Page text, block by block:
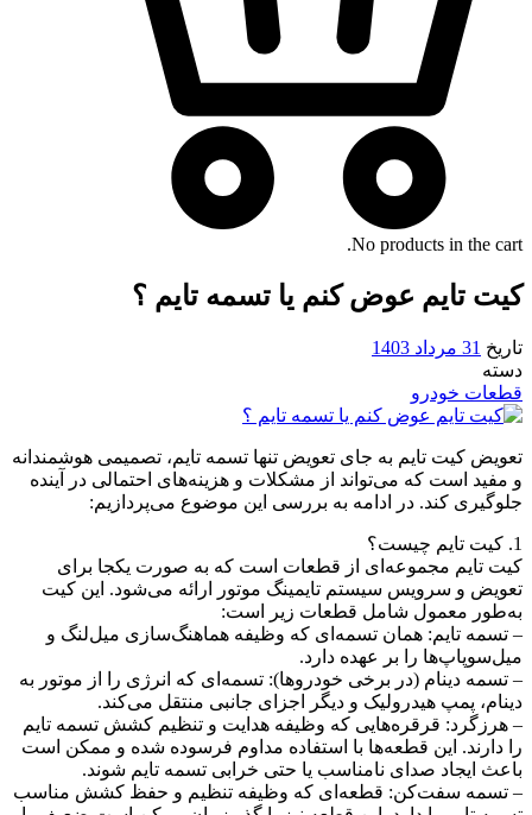
No products in the cart.
کیت تایم عوض کنم یا تسمه تایم ؟
تاریخ 31 مرداد 1403
دسته
قطعات خودرو
تعویض کیت تایم به جای تعویض تنها تسمه تایم، تصمیمی هوشمندانه
و مفید است که می‌تواند از مشکلات و هزینه‌های احتمالی در آینده
جلوگیری کند. در ادامه به بررسی این موضوع می‌پردازیم:
1. کیت تایم چیست؟
کیت تایم مجموعه‌ای از قطعات است که به صورت یکجا برای
تعویض و سرویس سیستم تایمینگ موتور ارائه می‌شود. این کیت
به‌طور معمول شامل قطعات زیر است:
– تسمه تایم: همان تسمه‌ای که وظیفه هماهنگ‌سازی میل‌لنگ و
میل‌سوپاپ‌ها را بر عهده دارد.
– تسمه دینام (در برخی خودروها): تسمه‌ای که انرژی را از موتور به
دینام، پمپ هیدرولیک و دیگر اجزای جانبی منتقل می‌کند.
– هرزگرد: قرقره‌هایی که وظیفه هدایت و تنظیم کشش تسمه تایم
را دارند. این قطعه‌ها با استفاده مداوم فرسوده شده و ممکن است
باعث ایجاد صدای نامناسب یا حتی خرابی تسمه تایم شوند.
– تسمه سفت‌کن: قطعه‌ای که وظیفه تنظیم و حفظ کشش مناسب